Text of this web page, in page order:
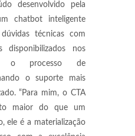
desenvolvido pela
chatbot inteligente
técnicas com
disponibilizados nos
o processo de
o suporte mais
“Para mim, o CTA
maior do que um
ele é a materialização